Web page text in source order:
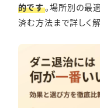
的です。場所別の最
済む方法まで詳しく解